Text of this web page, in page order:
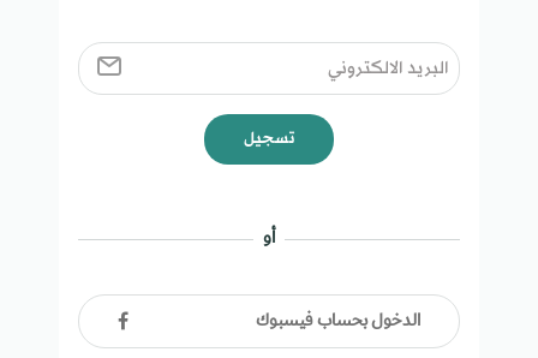
تسجيل
أو
الدخول بحساب فيسبوك